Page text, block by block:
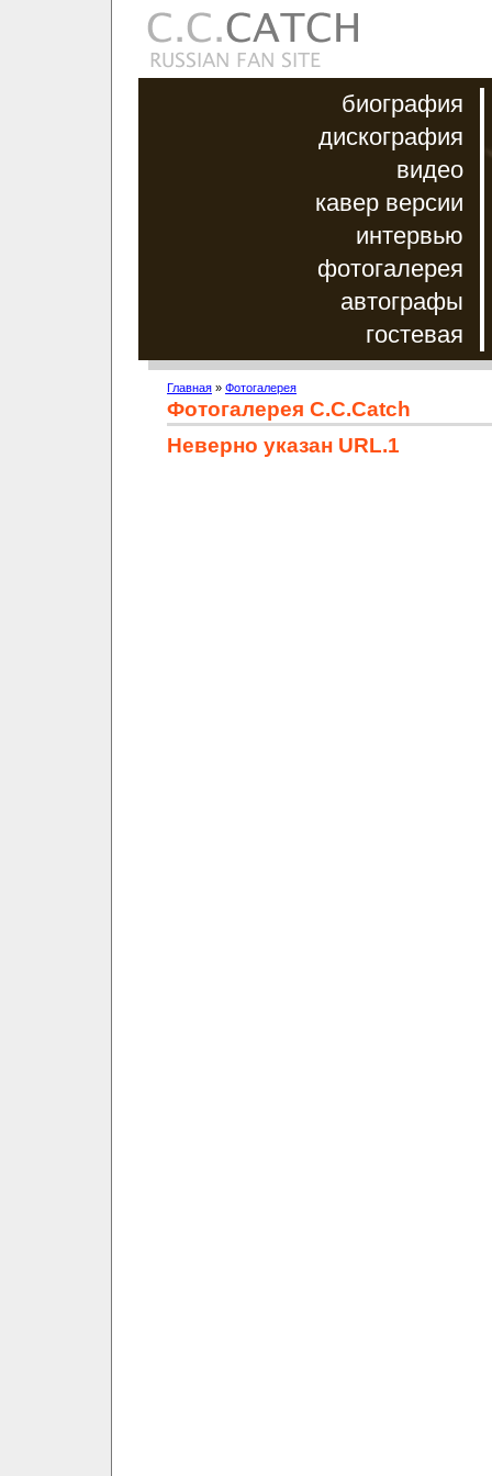
биография
дискография
видео
кавер версии
интервью
фотогалерея
автографы
гостевая
Главная » Фотогалерея
Фотогалерея C.C.Catch
Неверно указан URL.1